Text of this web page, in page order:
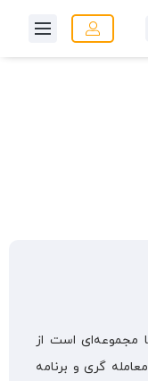
مجموعه‌ای است از
گری و برنامه